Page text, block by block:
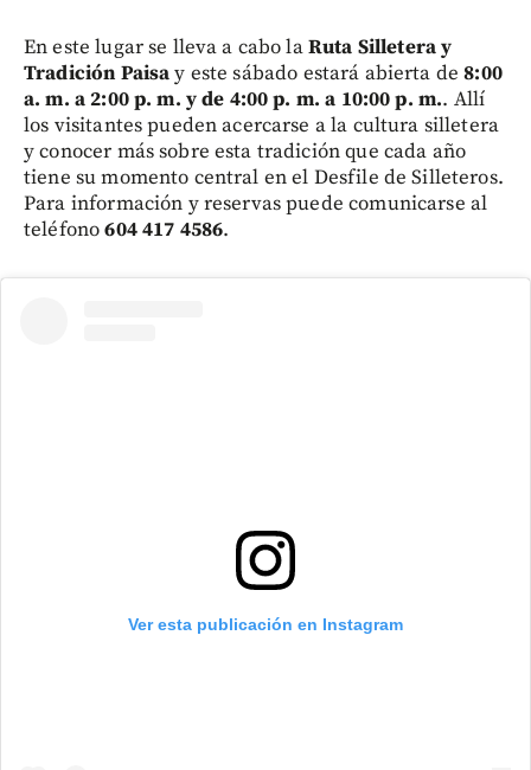
En este lugar se lleva a cabo laRuta Silletera y
Tradición Paisay este sábado estará abierta de8:00
a. m. a 2:00 p. m. y de 4:00 p. m. a 10:00 p. m.. Allí
los visitantes pueden acercarse a la cultura silletera
y conocer más sobre esta tradición que cada año
tiene su momento central en el Desfile de Silleteros.
Para información y reservas puede comunicarse al
teléfono604 417 4586.
Ver esta publicación en Instagram